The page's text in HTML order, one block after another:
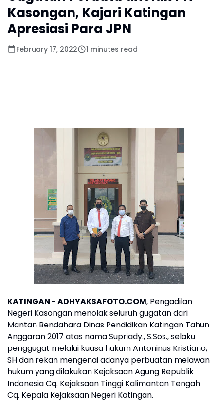
Kasongan, Kajari Katingan
Apresiasi Para JPN
February 17, 2022 1 minutes read
KATINGAN - ADHYAKSAFOTO.COM, Pengadilan
Negeri Kasongan menolak seluruh gugatan dari
Mantan Bendahara Dinas Pendidikan Katingan Tahun
Anggaran 2017 atas nama Supriady., S.Sos., selaku
penggugat melalui kuasa hukum Antoninus Kristiano,
SH dan rekan mengenai adanya perbuatan melawan
hukum yang dilakukan Kejaksaan Agung Republik
Indonesia Cq. Kejaksaan Tinggi Kalimantan Tengah
Cq. Kepala Kejaksaan Negeri Katingan.